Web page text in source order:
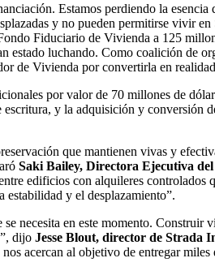
Estamos perdiendo la
y no pueden permitirse vivir
Fiduciario de Vivienda a 125
estado luchando. Como coalición de
de Vivienda por convertirla en
por valor de 70 millones de
y la adquisición y
que mantienen vivas y
Saki Bailey, Directora Ejecutiva
edificios con alquileres
estabilidad y el desplazamiento”.
necesita en este momento.
dijo Jesse Blout, director de Strada
acercan al objetivo de entregar